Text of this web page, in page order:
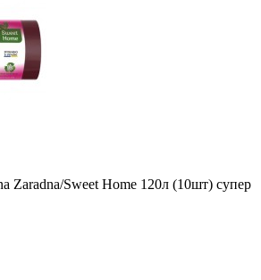
Zaradna/Sweet Home 120л (10шт) супер